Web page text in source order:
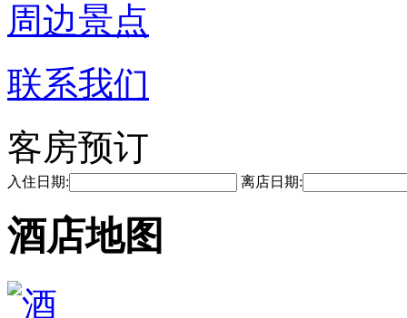
周边景点
联系我们
客房预订
入住日期: 离店日期:
酒店地图